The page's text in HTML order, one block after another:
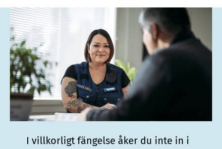
I villkorligt fängelse åker du inte in i